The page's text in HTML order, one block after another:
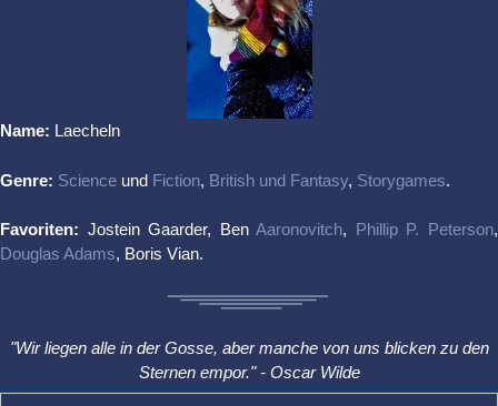
Name: Laecheln
Genre: Science und Fiction, British und Fantasy, Storygames.
Favoriten: Jostein Gaarder, BenAaronovitch, Phillip P. Peterson,
Douglas Adams, Boris Vian.
"Wir liegen alle in der Gosse, aber manche von uns blicken zu den
Sternen empor." - Oscar Wilde